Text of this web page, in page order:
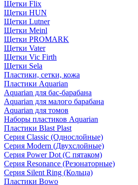
Щетки Flix
Щетки HUN
Щетки Lutner
Щетки Meinl
Щетки PROMARK
Щетки Vater
Щетки Vic Firth
Щетки Sela
Пластики, сетки, кожа
Пластики Aquarian
Aquarian для бас-барабана
Aquarian для малого барабана
Aquarian для томов
Наборы пластиков Aquarian
Пластики Blast Plast
Серия Classic (Однослойные)
Серия Modern (Двухслойные)
Серия Power Dot (С пятаком)
Серия Resonance (Резонаторные)
Серия Silent Ring (Кольца)
Пластики Bowo